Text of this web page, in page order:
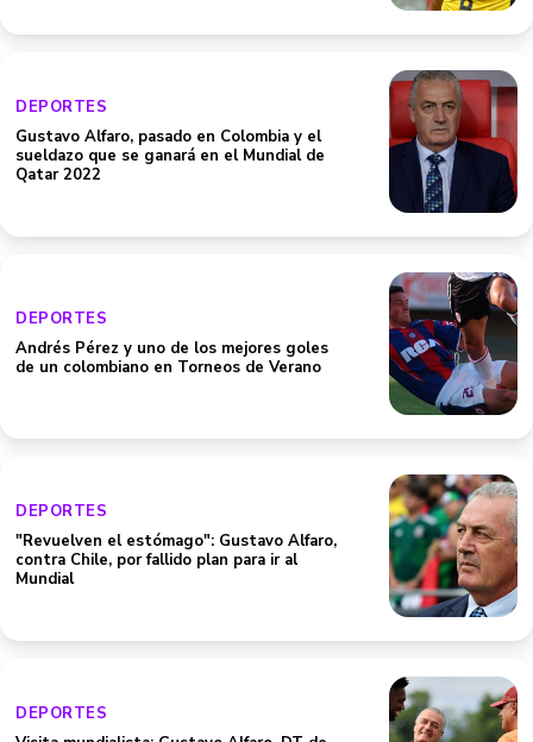
DEPORTES
Gustavo Alfaro, pasado en Colombia y el
sueldazo que se ganará en el Mundial de
Qatar 2022
DEPORTES
Andrés Pérez y uno de los mejores goles
de un colombiano en Torneos de Verano
DEPORTES
"Revuelven el estómago": Gustavo Alfaro,
contra Chile, por fallido plan para ir al
Mundial
DEPORTES